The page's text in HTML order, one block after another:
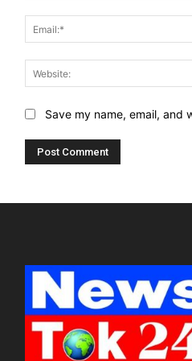
Save my name, email, and